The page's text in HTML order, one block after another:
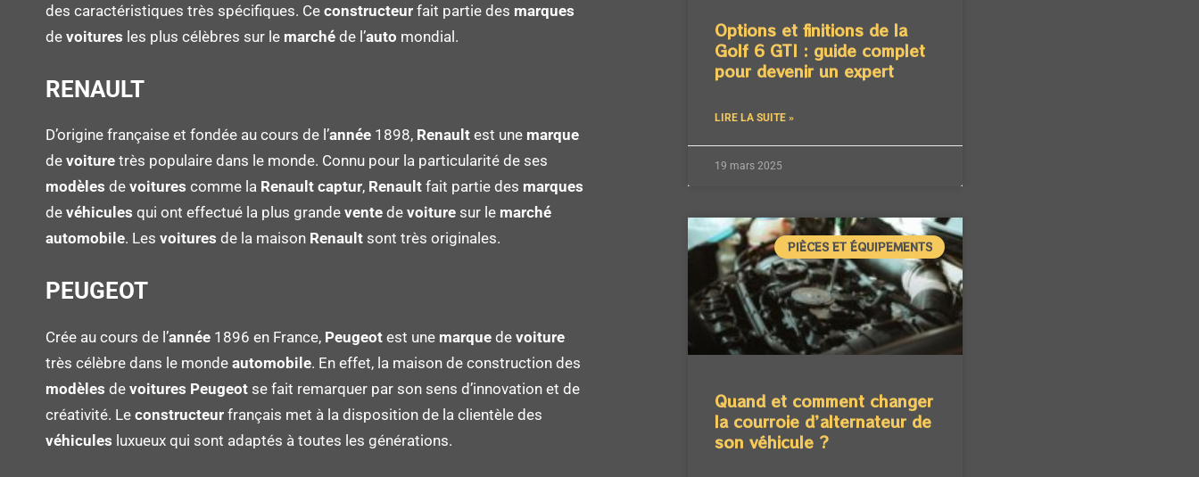
des caractéristiques très spécifiques. Ce constructeur fait partie des marques
de voitures les plus célèbres sur le marché de l’auto mondial.
RENAULT
D’origine française et fondée au cours de l’année 1898, Renault est une marque
de voiture très populaire dans le monde. Connu pour la particularité de ses
modèles de voitures comme la Renault captur, Renault fait partie des marques
de véhicules qui ont effectué la plus grande vente de voiture sur le marché
automobile. Les voitures de la maison Renault sont très originales.
PEUGEOT
Crée au cours de l’année 1896 en France, Peugeot est une marque de voiture
très célèbre dans le monde automobile. En effet, la maison de construction des
modèles de voitures Peugeot se fait remarquer par son sens d’innovation et de
créativité. Le constructeur français met à la disposition de la clientèle des
véhicules luxueux qui sont adaptés à toutes les générations.
Options et finitions de la
Golf 6 GTI : guide complet
pour devenir un expert
LIRE LA SUITE »
19 mars 2025
PIÈCES ET ÉQUIPEMENTS
Quand et comment changer
la courroie d’alternateur de
son véhicule ?